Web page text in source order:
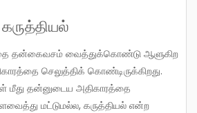
செலுத்திக் கொண்டிருக்கிறது.
மீது தன்னுடைய அதிகாரத்தை
மட்டுமல்ல, கருத்தியல் என்ற